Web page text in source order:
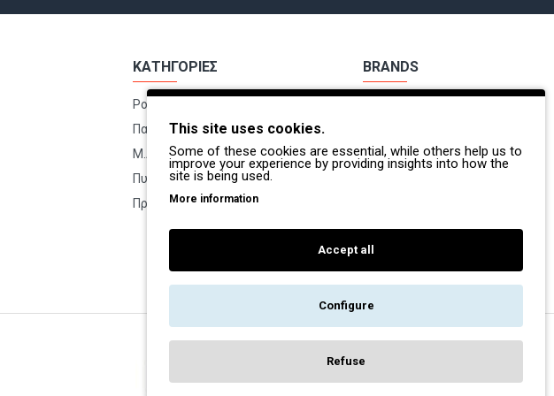
ΚΑΤΗΓΟΡΙΕΣ
Ρούχα Εργασίας
Παπούτσια Εργασίας
Μ.Α.Π.
Πυροσβέστες - Διασώστες
Πρώτες Βοήθειες
BRANDS
Coverguard
This site uses cookies.
Some of these cookies are essential, while others help us to
improve your experience by providing insights into how the
site is being used.
More information
Accept all
Configure
Refuse